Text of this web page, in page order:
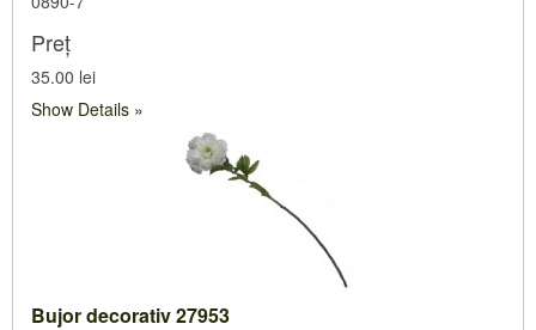
Preț
35.00 lei
Show Details
Bujor decorativ 27953